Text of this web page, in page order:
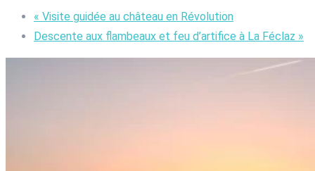
« Visite guidée au château en Révolution
Descente aux flambeaux et feu d’artifice à La Féclaz »